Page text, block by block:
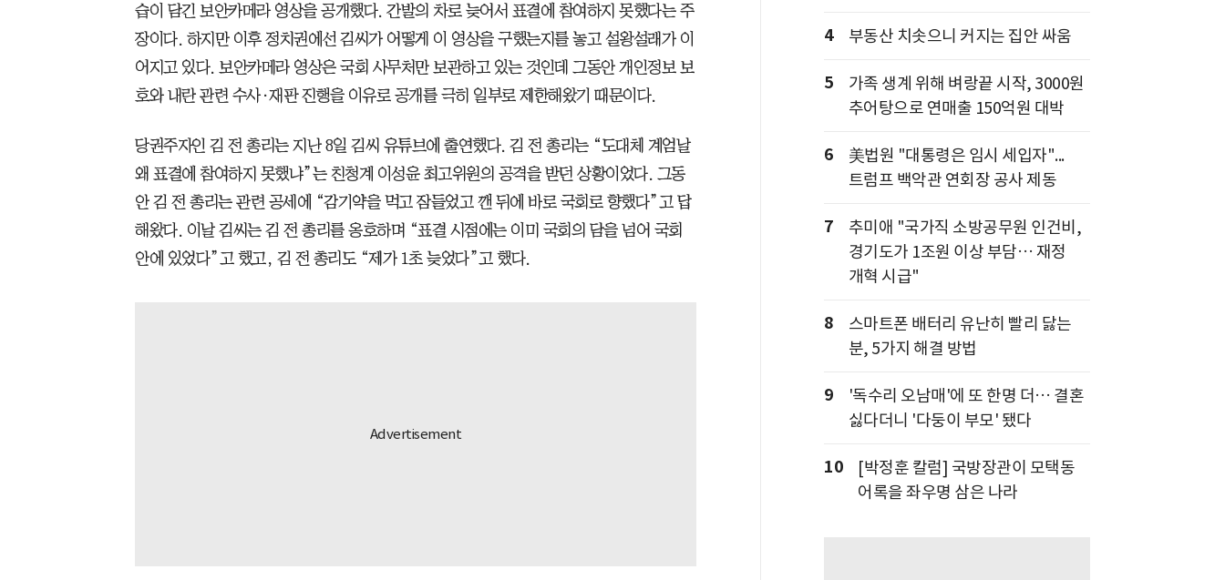
습이 담긴 보안카메라 영상을 공개했다. 간발의 차로 늦어서 표결에 참여하지 못했다는 주
장이다. 하지만 이후 정치권에선 김씨가 어떻게 이 영상을 구했는지를 놓고 설왕설래가 이
어지고 있다. 보안카메라 영상은 국회 사무처만 보관하고 있는 것인데 그동안 개인정보 보
호와 내란 관련 수사·재판 진행을 이유로 공개를 극히 일부로 제한해왔기 때문이다.
당권주자인 김 전 총리는 지난 8일 김씨 유튜브에 출연했다. 김 전 총리는 “도대체 계엄날
왜 표결에 참여하지 못했냐”는 친청계 이성윤 최고위원의 공격을 받던 상황이었다. 그동
안 김 전 총리는 관련 공세에 “감기약을 먹고 잠들었고 깬 뒤에 바로 국회로 향했다”고 답
해왔다. 이날 김씨는 김 전 총리를 옹호하며 “표결 시점에는 이미 국회의 담을 넘어 국회
안에 있었다”고 했고, 김 전 총리도 “제가 1초 늦었다”고 했다.
4 부동산 치솟으니 커지는 집안 싸움
5
가족 생계 위해 벼랑끝 시작, 3000원
추어탕으로 연매출 150억원 대박
6
美법원 "대통령은 임시 세입자"...
트럼프 백악관 연회장 공사 제동
7
추미애 "국가직 소방공무원 인건비,
경기도가 1조원 이상 부담… 재정
개혁 시급"
8
스마트폰 배터리 유난히 빨리 닳는
분, 5가지 해결 방법
9
'독수리 오남매'에 또 한명 더… 결혼
싫다더니 '다둥이 부모' 됐다
10
[박정훈 칼럼] 국방장관이 모택동
어록을 좌우명 삼은 나라